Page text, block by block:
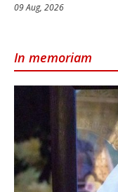
09 Aug, 2026
In memoriam